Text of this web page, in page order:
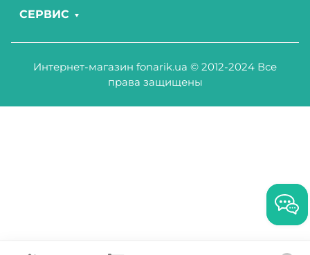
СЕРВИС
Интернет-магазин fonarik.ua © 2012-2024 Все
права защищены